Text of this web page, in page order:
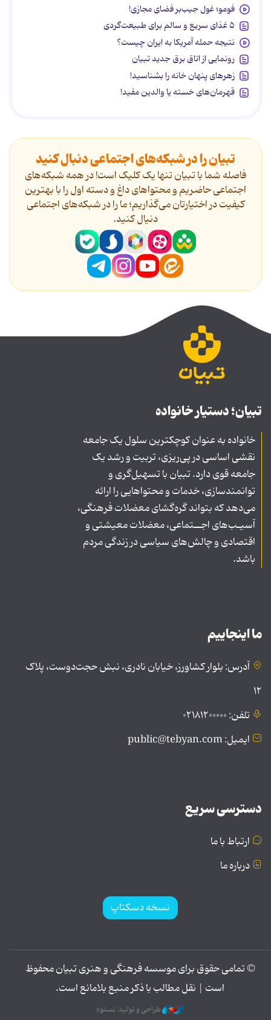
فومو؛ غول جیب‌بر فضای مجازی!
۵ غذای سریع و سالم برای طبیعت‌گردی
نتیجه حمله آمریکا به ایران چیست؟
رونمایی از اتاق برق جدید تبیان
زهرهای پنهان خانه را بشناسید!
قهرمان‌های خسته یا والدین مفید!
تبیان را در شبکه‌های اجتماعی دنبال کنید
فاصله شما با تبیان تنها یک کلیک است! در همه شبکه‌های
اجتماعی حاضریم و محتواهای داغ و دسته اول را با بهترین
کیفیت در اختیارتان می‌گذاریم؛ ما را در شبکه‌های اجتماعی
دنیال کنید.
تبیان؛ دستیار خانواده
خانواده به عنوان کوچکترین سلول یک جامعه
نقشی اساسی در پی‌ریزی، تربیت و رشد یک
جامعه قوی دارد. تبیان با تسهیل‌گری و
توانمندسازی، خدمات و محتواهایی را ارائه
می‌دهد که بتواند گره‌گشای معضلات فرهنگی،
آسیـب‌های اجــتماعی، معضلات معیشتی و
اقتصادی و چالش‌های سیاسی در زندگی مردم
باشد.
ما اینجاییم
آدرس: بلوار کشاورز، خیابان نادری، نبش حجت‌دوست، پلاک
۱۲
تلفن: ۰۲۱۸۱۲۰۰۰۰۰
ایمیل: public@tebyan.com
دسترسی سریع
ارتباط با ما
درباره ما
نسخه دسکتاپ
© تمامی حقوق برای موسسه فرهنگی و هنری تبیان محفوظ
است | نقل مطالب با ذکر منبع بلامانع است.
طراحی و تولید: نستوه